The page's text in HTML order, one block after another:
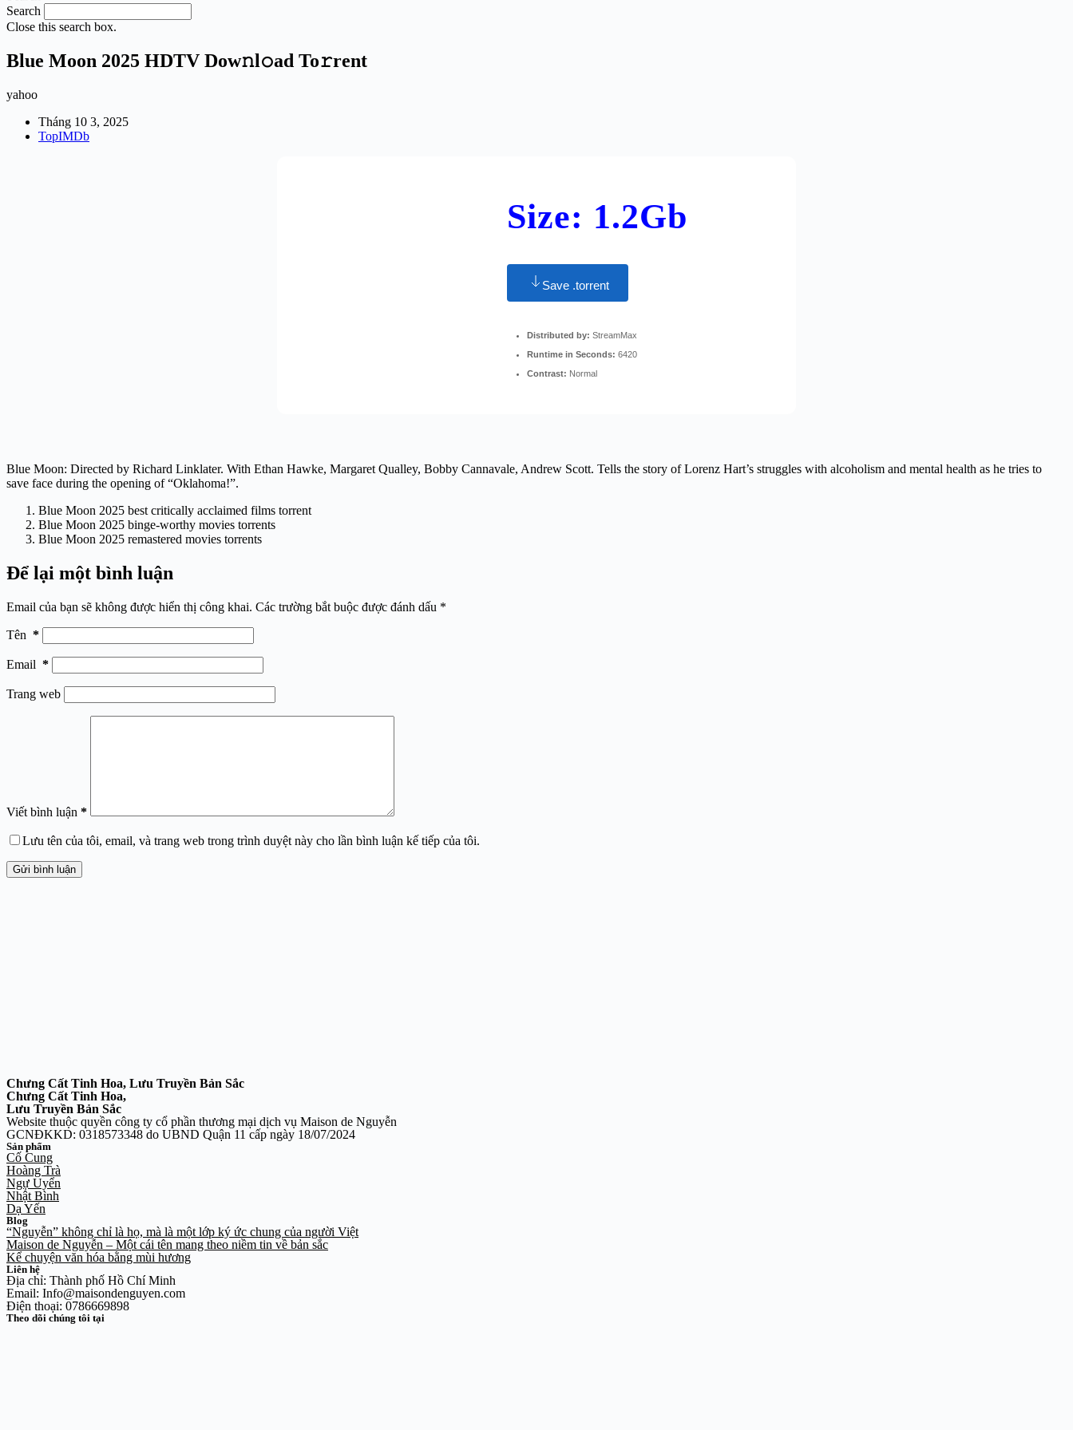
Search
Close this search box.
Blue Moon 2025 HDTV Dow𝚗l𝚘ad To𝚛rent
yahoo
Tháng 10 3, 2025
TopIMDb
Size: 1.2Gb
Save .torrent
Distributed by: StreamMax
Runtime in Seconds: 6420
Contrast: Normal
Blue Moon: Directed by Richard Linklater. With Ethan Hawke, Margaret Qualley, Bobby Cannavale, Andrew Scott. Tells the story of Lorenz Hart’s struggles with alcoholism and mental health as he tries to
save face during the opening of “Oklahoma!”.
Blue Moon 2025 best critically acclaimed films torrent
Blue Moon 2025 binge-worthy movies torrents
Blue Moon 2025 remastered movies torrents
Để lại một bình luận
Email của bạn sẽ không được hiển thị công khai. Các trường bắt buộc được đánh dấu *
Tên *
Email *
Trang web
Viết bình luận *
Lưu tên của tôi, email, và trang web trong trình duyệt này cho lần bình luận kế tiếp của tôi.
Gửi bình luận
Chưng Cất Tinh Hoa, Lưu Truyền Bản Sắc
Chưng Cất Tinh Hoa,
Lưu Truyền Bản Sắc
Website thuộc quyền công ty cổ phần thương mại dịch vụ Maison de Nguyễn
GCNĐKKD: 0318573348 do UBND Quận 11 cấp ngày 18/07/2024
Sản phẩm
Cố Cung
Hoàng Trà
Ngự Uyển
Nhật Bình
Dạ Yến
Blog
“Nguyễn” không chỉ là họ, mà là một lớp ký ức chung của người Việt
Maison de Nguyễn – Một cái tên mang theo niềm tin về bản sắc
Kể chuyện văn hóa bằng mùi hương
Liên hệ
Địa chỉ: Thành phố Hồ Chí Minh
Email: Info@maisondenguyen.com
Điện thoại: 0786669898
Theo dõi chúng tôi tại